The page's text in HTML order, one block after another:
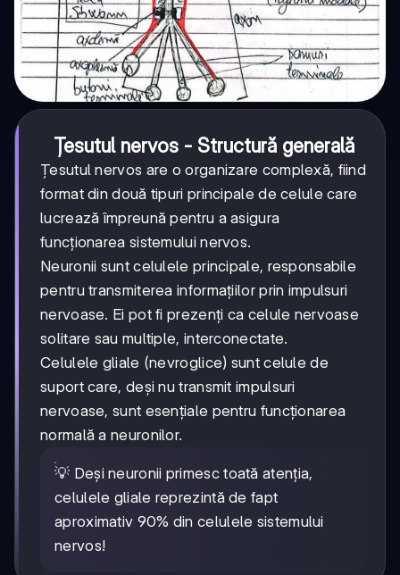
Țesutul nervos - Structură generală
Țesutul nervos are o organizare complexă, fiind
format din două tipuri principale de celule care
lucrează împreună pentru a asigura
funcționarea sistemului nervos.
Neuronii sunt celulele principale, responsabile
pentru transmiterea informațiilor prin impulsuri
nervoase. Ei pot fi prezenți ca celule nervoase
solitare sau multiple, interconectate.
Celulele gliale (nevroglice) sunt celule de
suport care, deși nu transmit impulsuri
nervoase, sunt esențiale pentru funcționarea
normală a neuronilor.
💡 Deși neuronii primesc toată atenția,
celulele gliale reprezintă de fapt
aproximativ 90% din celulele sistemului
nervos!